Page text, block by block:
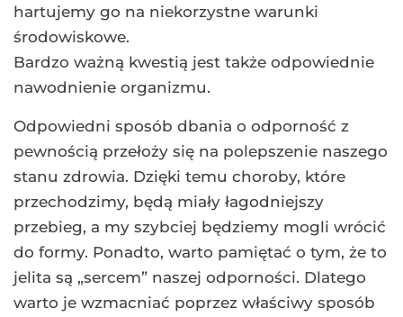
hartujemy go na niekorzystne warunki
środowiskowe.
Bardzo ważną kwestią jest także odpowiednie
nawodnienie organizmu.
Odpowiedni sposób dbania o odporność z
pewnością przełoży się na polepszenie naszego
stanu zdrowia. Dzięki temu choroby, które
przechodzimy, będą miały łagodniejszy
przebieg, a my szybciej będziemy mogli wrócić
do formy. Ponadto, warto pamiętać o tym, że to
jelita są „sercem” naszej odporności. Dlatego
warto je wzmacniać poprzez właściwy sposób